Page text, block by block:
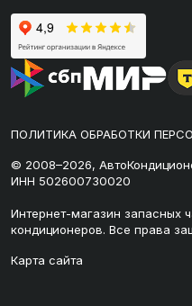
ПОЛИТИКА ОБРАБОТКИ
© 2008–2026,
ИНН 502600730020
Интернет-магазин запасных
кондиционеров. Все права
Карта сайта